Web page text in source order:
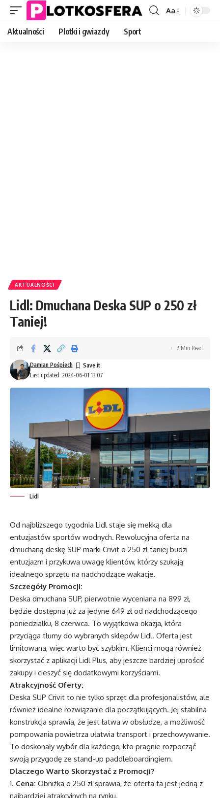
Font
Aa
Aktualności Plotki i gwiazdy Sport
AKTUALNOŚCI
Lidl: Dmuchana Deska SUP o 250 zł
Taniej!
Last updated: 2024-06-01 13:07
Damian Pośpiech
2 Min Read
Lidl
Od najbliższego tygodnia Lidl staje się mekką dla
entuzjastów sportów wodnych. Rewolucyjna oferta na
dmuchaną deskę SUP marki Crivit o 250 zł taniej budzi
entuzjazm i przykuwa uwagę klientów, którzy szukają
idealnego sprzętu na nadchodzące wakacje.
Szczegóły Promocji:
Deska dmuchana SUP, pierwotnie wyceniana na 899 zł,
będzie dostępna już za jedyne 649 zł od nadchodzącego
poniedziałku, 8 czerwca. To wyjątkowa okazja, która
przyciąga tłumy do wybranych sklepów Lidl. Oferta jest
limitowana, więc warto być szybkim. Klienci mogą również
skorzystać z aplikacji Lidl Plus, aby jeszcze bardziej uprościć
zakupy i cieszyć się dodatkowymi korzyściami.
Atrakcyjność Oferty:
Deska SUP Crivit to nie tylko sprzęt dla profesjonalistów, ale
również idealne rozwiązanie dla początkujących. Jej stabilna
konstrukcja sprawia, że jest łatwa w obsłudze, a możliwość
pompowania powietrza ułatwia transport i przechowywanie.
To doskonały wybór dla każdego, kto pragnie rozpocząć
swoją przygodę ze stand-up paddleboardingiem.
Dlaczego Warto Skorzystać z Promocji?
Cena: Obniżka o 250 zł sprawia, że oferta ta jest jedną z
najbardziej atrakcyjnych na rynku.